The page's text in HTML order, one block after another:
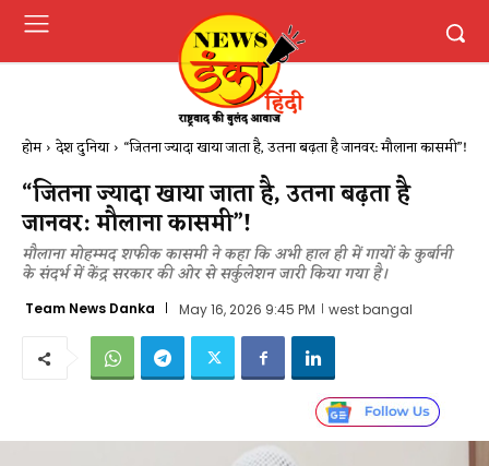
होम देश दुनिया “जितना ज्यादा खाया जाता है, उतना बढ़ता है जानवर: मौलाना कासमी”!
“जितना ज्यादा खाया जाता है, उतना बढ़ता है
जानवर: मौलाना कासमी”!
मौलाना मोहम्मद शफीक कासमी ने कहा कि अभी हाल ही में गायों के कुर्बानी
के संदर्भ में केंद्र सरकार की ओर से सर्कुलेशन जारी किया गया है।
Team News Danka May 16, 2026 9:45 PM west bangal